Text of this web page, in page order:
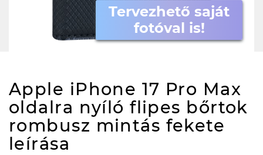
Tervezhető saját
fotóval is!
Apple iPhone 17 Pro Max
oldalra nyíló flipes bőrtok
rombusz mintás fekete
leírása